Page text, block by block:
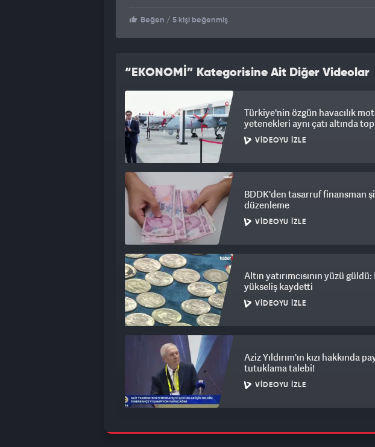
Beğen / 5 kişi beğenmiş
“EKONOMİ” Kategorisine Ait Diğer Videolar
Türkiye'nin özgün havacılık
yetenekleri aynı çatı altında
VIDEOYU İZLE
BDDK'den tasarruf finansman
düzenleme
VIDEOYU İZLE
Altın yatırımcısının yüzü
yükseliş kaydetti
VIDEOYU İZLE
Aziz Yıldırım'ın kızı hakkında
tutuklama talebi!
VIDEOYU İZLE